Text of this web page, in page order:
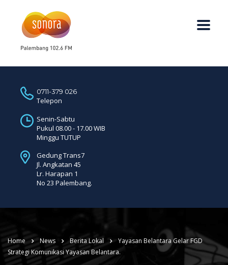
0711-379 026
Telepon
Senin-Sabtu
Pukul 08.00 - 17.00 WIB
Minggu TUTUP
Gedung Trans7
Jl. Angkatan 45
Lr. Harapan 1
No 23 Palembang.
Home News Berita Lokal
Yayasan Belantara Gelar FGD
Strategi Komunikasi Yayasan Belantara.